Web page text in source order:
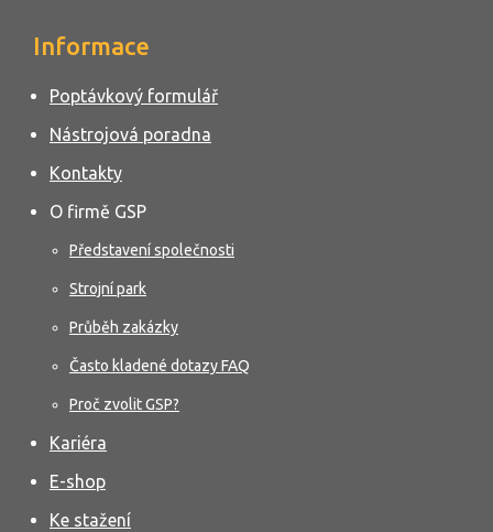
Informace
Poptávkový formulář
Nástrojová poradna
Kontakty
O firmě GSP
Představení společnosti
Strojní park
Průběh zakázky
Často kladené dotazy FAQ
Proč zvolit GSP?
Kariéra
E-shop
Ke stažení